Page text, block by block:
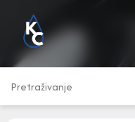
Pogledaj sve